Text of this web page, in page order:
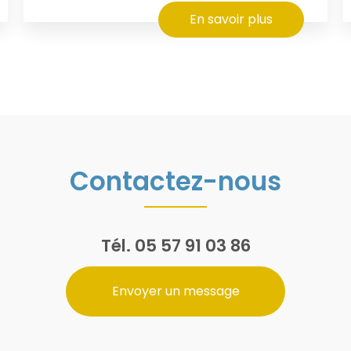
En savoir plus
Contactez-nous
Tél. 05 57 91 03 86
Envoyer un message